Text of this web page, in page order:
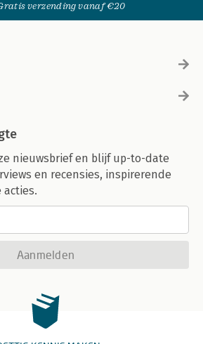
verzending vanaf €20
nieuwsbrief en blijf up-to-date
en recensies, inspirerende
acties.
Aanmelden